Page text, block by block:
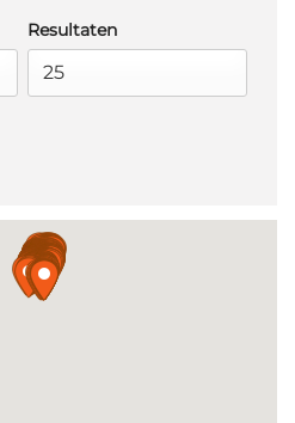
Resultaten